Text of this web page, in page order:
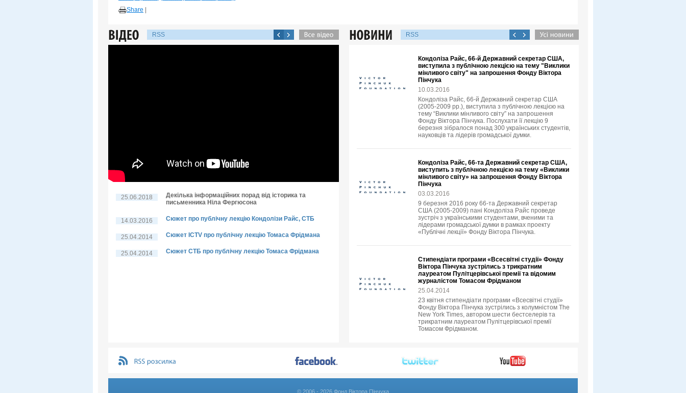
Share
RSS
25.06.2018
Декілька інформаційних порад від історика та
письменника Ніла Фергюсона
14.03.2016 Сюжет про публічну лекцію Кондолізи Райс, СТБ
25.04.2014 Сюжет ICTV про публічну лекцію Томаса Фрідмана
25.04.2014 Сюжет СТБ про публічну лекцію Томаса Фрідмана
RSS
Кондоліза Райс, 66-й Державний секретар США,
виступила з публічною лекцією на тему "Виклики
мінливого світу" на запрошення Фонду Віктора
Пінчука
10.03.2016
Кондоліза Райс, 66-й Державний секретар США
(2005-2009 рр.), виступила з публічною лекцією на
тему “Виклики мінливого світу” на запрошення
Фонду Віктора Пінчука. Послухати її лекцію 9
березня зібралося понад 300 українських студентів,
науковців та лідерів громадської думки.
Кондоліза Райс, 66-та Державний секретар США,
виступить з публічною лекцією на тему «Виклики
мінливого світу» на запрошення Фонду Віктора
Пінчука
03.03.2016
9 березня 2016 року 66-та Державний секретар
США (2005-2009) пані Кондоліза Райс проведе
зустріч з українськими студентами, вченими та
лідерами громадської думки в рамках проекту
«Публічні лекції» Фонду Віктора Пінчука.
Стипендіати програми «Всесвітні студії» Фонду
Віктора Пінчука зустрілись з трикратним
лауреатом Пулітцерівської премії та відомим
журналістом Томасом Фрідманом
25.04.2014
23 квітня стипендіати програми «Всесвітні студії»
Фонду Віктора Пінчука зустрілись з колумністом The
New York Times, автором шести бестселерів та
трикратним лауреатом Пулітцерівської премії
Томасом Фрідманом.
© 2006 - 2026 Фонд Віктора Пінчука